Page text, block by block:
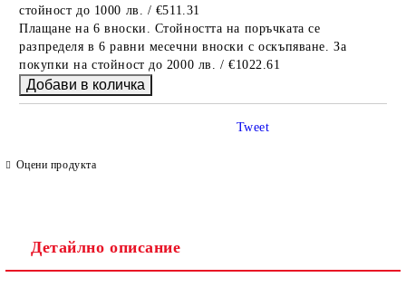
стойност до 1000 лв. / €511.31
Плащане на 6 вноски. Стойността на поръчката се
разпределя в 6 равни месечни вноски с оскъпяване. За
покупки на стойност до 2000 лв. / €1022.61
Оцени продукта
Tweet
Детайлно описание